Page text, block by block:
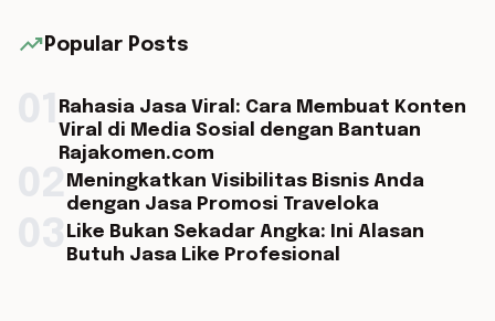
trending_up Popular Posts
Rahasia Jasa Viral: Cara Membuat Konten
Viral di Media Sosial dengan Bantuan
Rajakomen.com
Meningkatkan Visibilitas Bisnis Anda
dengan Jasa Promosi Traveloka
Like Bukan Sekadar Angka: Ini Alasan
Butuh Jasa Like Profesional